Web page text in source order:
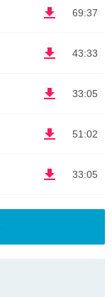
69:37
43:33
33:05
51:02
33:05